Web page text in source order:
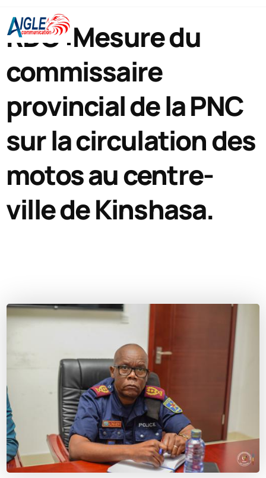
RDC :Mesure du
commissaire
provincial de la PNC
sur la circulation des
motos au centre-
ville de Kinshasa.